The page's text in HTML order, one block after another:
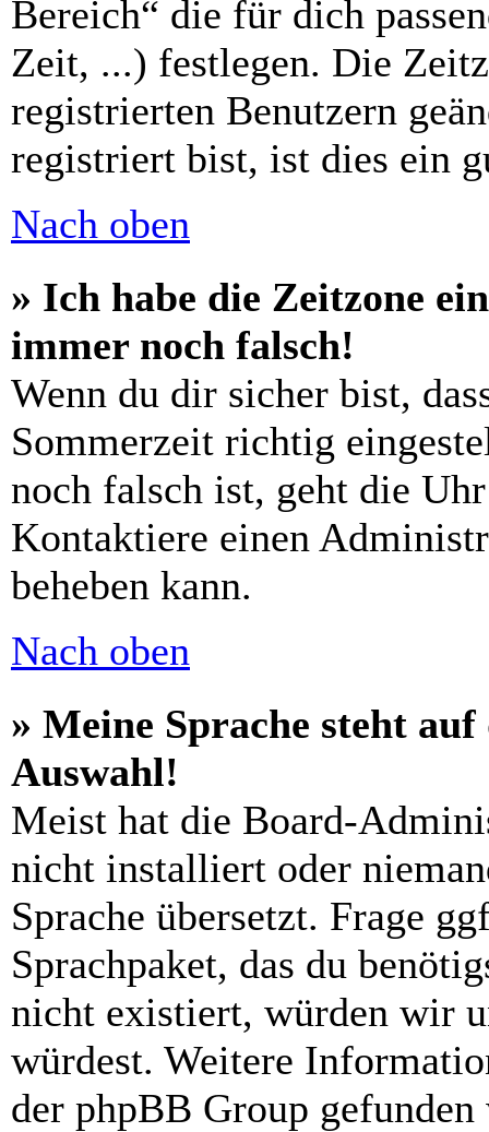
Bereich“ die für dich
Zeit, ...) festlegen. Die
registrierten Benutzern
registriert bist, ist dies ein
Nach oben
» Ich habe die Zeitzone
immer noch falsch!
Wenn du dir sicher bist,
Sommerzeit richtig
noch falsch ist, geht die
Kontaktiere einen
beheben kann.
Nach oben
» Meine Sprache steht
Auswahl!
Meist hat die Board-
nicht installiert oder
Sprache übersetzt. Frage
Sprachpaket, das du
nicht existiert, würden wir
würdest. Weitere
der phpBB Group